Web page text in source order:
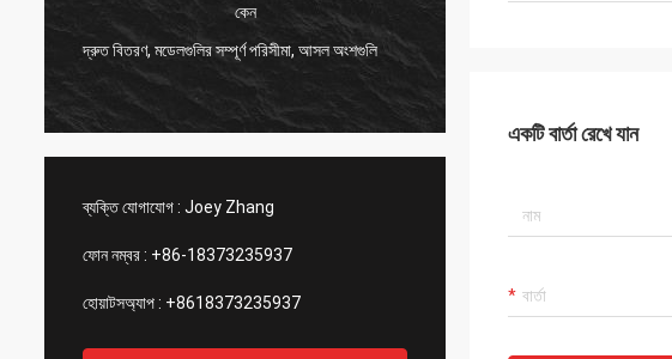
কেন
দ্রুত বিতরণ, মডেলগুলির সম্পূর্ণ পরিসীমা, আসল অংশগুলি
ব্যক্তি যোগাযোগ : Joey Zhang
ফোন নম্বর : +86-18373235937
হোয়াটসঅ্যাপ : +8618373235937
একটি বার্তা রেখে যান